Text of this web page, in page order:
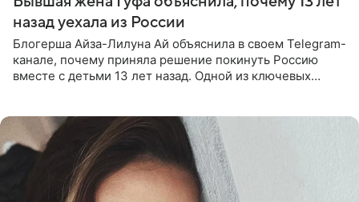
назад уехала из России
Блогерша Айза-Лилуна Ай объяснила в своем Telegram-
канале, почему приняла решение покинуть Россию
вместе с детьми 13 лет назад. Одной из ключевых